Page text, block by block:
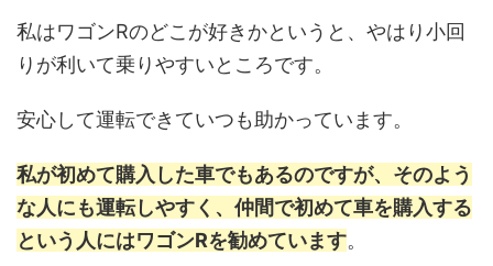
私はワゴンRのどこが好きかというと、やはり小回
りが利いて乗りやすいところです。
安心して運転できていつも助かっています。
私が初めて購入した車でもあるのですが、そのよう
な人にも運転しやすく、仲間で初めて車を購入する
という人にはワゴンRを勧めています。